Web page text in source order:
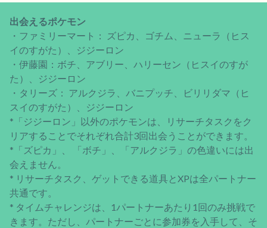
出会えるポケモン
・ファミリーマート： ズピカ、ゴチム、ニューラ（ヒス
イのすがた）、ジジーロン
・伊藤園：ボチ、アブリー、ハリーセン（ヒスイのすが
た）、ジジーロン
・タリーズ： アルクジラ、バニプッチ、ビリリダマ（ヒ
スイのすがた）、ジジーロン
*「ジジーロン」以外のポケモンは、リサーチタスクをク
リアすることでそれぞれ合計3回出会うことができます。
*「ズピカ」、 「ボチ」、「アルクジラ」の色違いには出
会えません。
* リサーチタスク、ゲットできる道具とXPは全パートナー
共通です。
* タイムチャレンジは、1パートナーあたり1回のみ挑戦で
きます。ただし、パートナーごとに参加券を入手して、そ